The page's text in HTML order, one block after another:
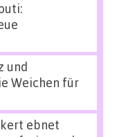
und
Weichen für
ebnet